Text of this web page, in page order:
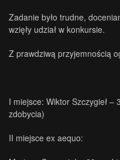
Zadanie było trudne,
wzięły udział w konkursie.
Z prawdziwą przyjemnością
I miejsce: Wiktor Szczygieł
zdobycia)
II miejsce ex aequo: